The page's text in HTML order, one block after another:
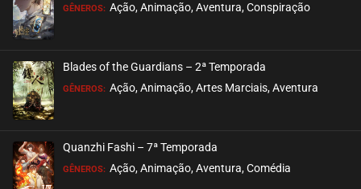
GÊNEROS: Ação, Animação, Aventura, Conspiração
Blades of the Guardians – 2ª Temporada
GÊNEROS: Ação, Animação, Artes Marciais, Aventura
Quanzhi Fashi – 7ª Temporada
GÊNEROS: Ação, Animação, Aventura, Comédia